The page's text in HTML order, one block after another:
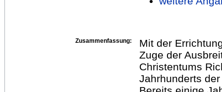
Zusammenfassung:
Mit der
Zuge der
Christentums
Jahrhunderts